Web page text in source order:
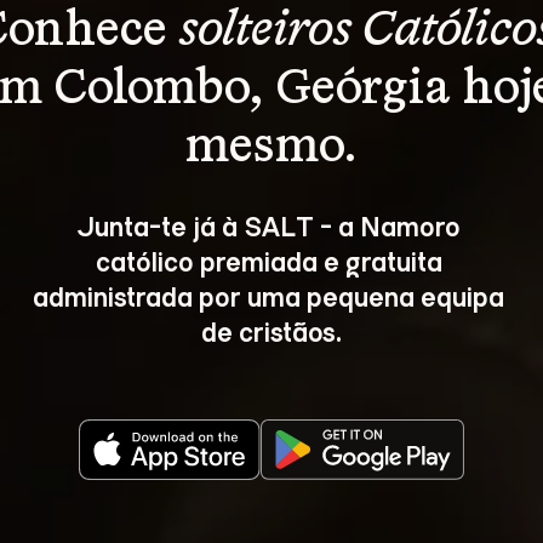
solteiros
Colombo, Geórgia
mesmo.
Junta-te já à SALT - a Namoro
católico premiada e gratuita
administrada por uma pequena equipa
de cristãos.